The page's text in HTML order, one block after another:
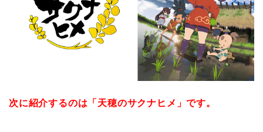
次に紹介するのは「天穂のサクナヒメ」です。